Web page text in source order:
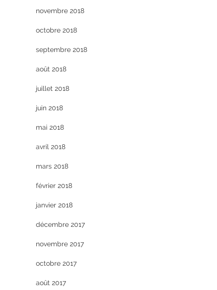
novembre 2018
octobre 2018
septembre 2018
août 2018
juillet 2018
juin 2018
mai 2018
avril 2018
mars 2018
février 2018
janvier 2018
décembre 2017
novembre 2017
octobre 2017
août 2017